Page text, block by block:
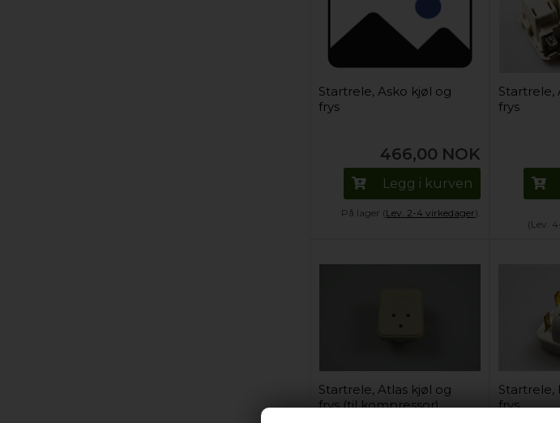
Startrele, Asko kjøl og
frys
466,00 NOK
Legg i kurven
På lager (Lev. 2-4 virkedager).
Startrele,
frys
(Lev.
Startrele, Atlas kjøl og
frys (til kompressor)
Startrele,
frys